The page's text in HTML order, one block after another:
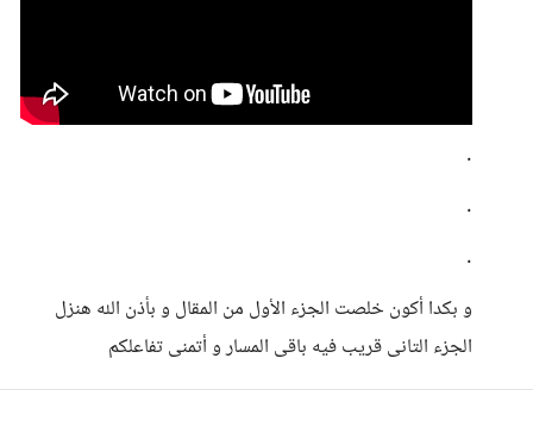
.
.
.
و بكدا أكون خلصت الجزء الأول من المقال و بأذن الله هنزل
الجزء التانى قريب فيه باقى المسار و أتمنى تفاعلكم